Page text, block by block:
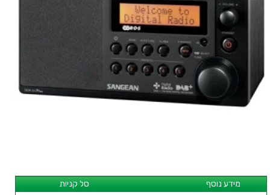
סל קניות מידע נוסף